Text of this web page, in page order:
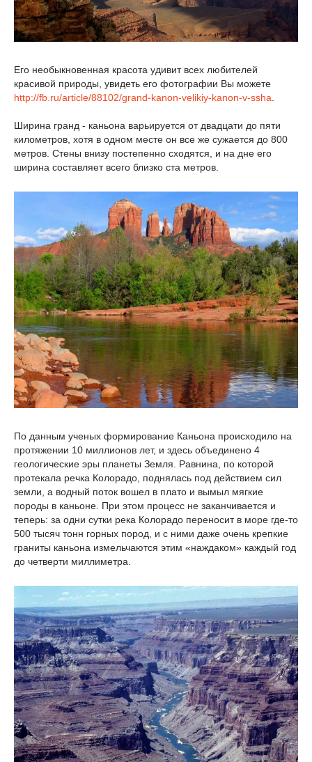
Его необыкновенная красота удивит всех любителей
красивой природы, увидеть его фотографии Вы можете
http://fb.ru/article/88102/grand-kanon-velikiy-kanon-v-ssha
Ширина гранд - каньона варьируется от двадцати до пяти
километров, хотя в одном месте он все же сужается до 800
метров. Стены внизу постепенно сходятся, и на дне его
ширина составляет всего близко ста метров.
По данным ученых формирование Каньона происходило на
протяжении 10 миллионов лет, и здесь объединено 4
геологические эры планеты Земля. Равнина, по которой
протекала речка Колорадо, поднялась под действием сил
земли, а водный поток вошел в плато и вымыл мягкие
породы в каньоне. При этом процесс не заканчивается и
теперь: за одни сутки река Колорадо переносит в море где-то
500 тысяч тонн горных пород, и с ними даже очень крепкие
граниты каньона измельчаются этим «наждаком» каждый год
до четверти миллиметра.